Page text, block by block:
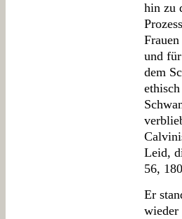
hin zu
und
dem
Leid,
56,
Er
wieder